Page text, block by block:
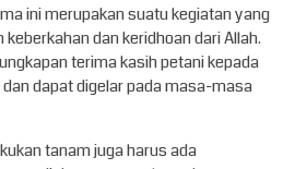
ini merupakan suatu kegiatan yang
dan keridhoan dari Allah.
terima kasih petani kepada
dapat digelar pada masa-masa
tanam juga harus ada